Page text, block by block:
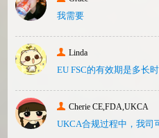
我需要
Linda
EU FSC的有效期是多长
Cherie CE,FDA,UKCA